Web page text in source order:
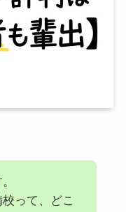
って、どこ